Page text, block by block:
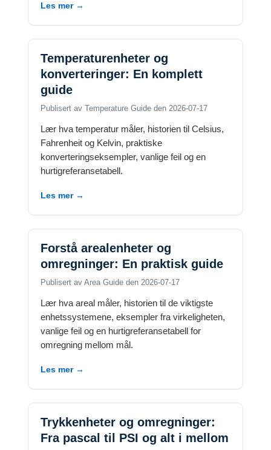
Les mer →
Temperaturenheter og
konverteringer: En komplett
guide
Publisert av Temperature Guide den 2026-07-17
Lær hva temperatur måler, historien til Celsius,
Fahrenheit og Kelvin, praktiske
konverteringseksempler, vanlige feil og en
hurtigreferansetabell.
Les mer →
Forstå arealenheter og
omregninger: En praktisk guide
Publisert av Area Guide den 2026-07-17
Lær hva areal måler, historien til de viktigste
enhetssystemene, eksempler fra virkeligheten,
vanlige feil og en hurtigreferansetabell for
omregning mellom mål.
Les mer →
Trykkenheter og omregninger:
Fra pascal til PSI og alt i mellom